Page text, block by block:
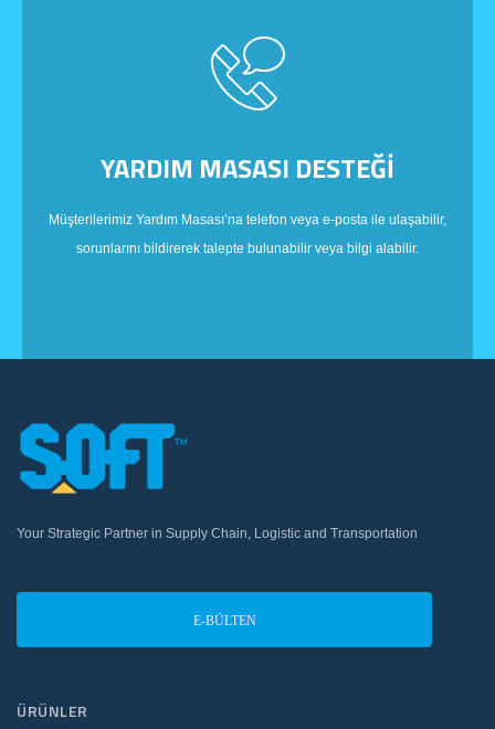
YARDIM MASASI DESTEĞİ
Müşterilerimiz Yardım Masası’na telefon veya e-posta ile ulaşabilir,
sorunlarını bildirerek talepte bulunabilir veya bilgi alabilir.
Your Strategic Partner in Supply Chain, Logistic and Transportation
E-BÜLTEN
ÜRÜNLER